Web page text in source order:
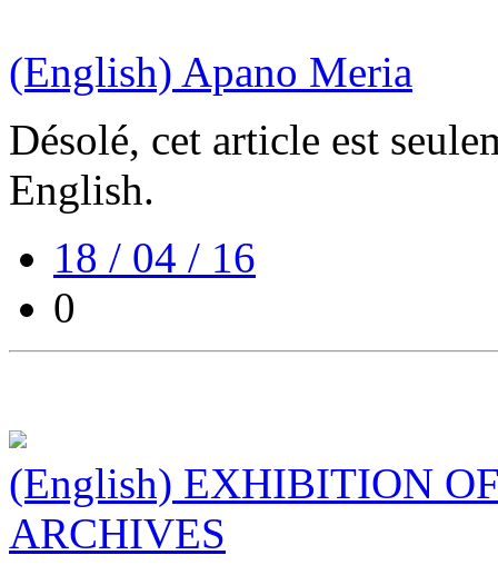
(English) Apano Meria
Désolé, cet article est
English.
18 / 04 / 16
0
(English) EXHIBITION
ARCHIVES